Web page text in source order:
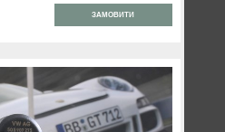
ЗАМОВИТИ